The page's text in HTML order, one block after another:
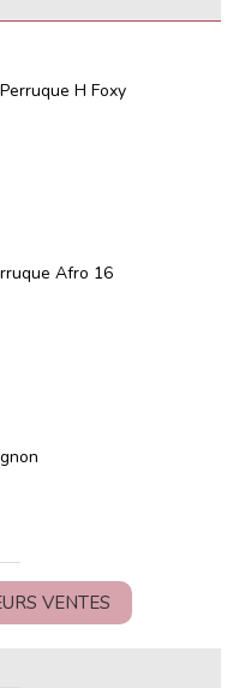
H Foxy
Afro 16
VENTES